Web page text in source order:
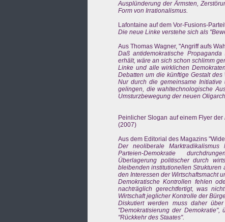
Ausplünderung der Ärmsten,
Form von Irrationalismus.
Lafontaine auf dem Vor-Fusions-
Die neue Linke verstehe sich als
Aus Thomas Wagner, "Angriff aufs
Daß antidemokratische
erhält, wäre an sich schon schlimm
Linke und alle wirklichen
Debatten um die künftige Gestalt
Nur durch die gemeinsame
gelingen, die wahltechnologische
Umsturzbewegung der neuen
Peinlicher Slogan auf einem Flyer
(2007)
Aus dem Editorial des Magazins
Der neoliberale
Parteien-Demokratie
Überlagerung politischer durch
bleibenden institutionellen Strukturen
den Interessen der Wirtschaftsmacht
Demokratische Kontrollen fehlen
nachträglich gerechtfertigt, was
Wirtschaft jeglicher Kontrolle der
Diskutiert werden muss daher
"Demokratisierung der
"Rückkehr des Staates".